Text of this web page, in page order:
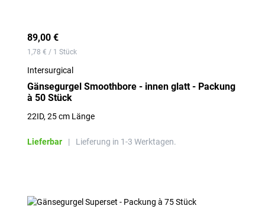
89,00 €
1,78 € / 1 Stück
Intersurgical
Gänsegurgel Smoothbore - innen glatt - Packung
à 50 Stück
22ID, 25 cm Länge
Lieferbar | Lieferung in 1-3 Werktagen.